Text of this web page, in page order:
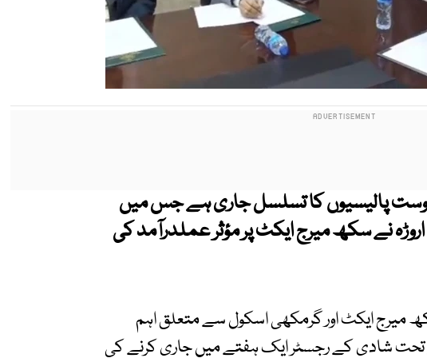
دوست پالیسیوں کا تسلسل جاری ہے جس میں
نے سکھ میرج ایکٹ پر مؤثر عملدرآمد کی
میرج ایکٹ اور گرمکھی اسکول سے متعلق اہم
شادی کے رجسٹر ایک ہفتے میں جاری کرنے کی